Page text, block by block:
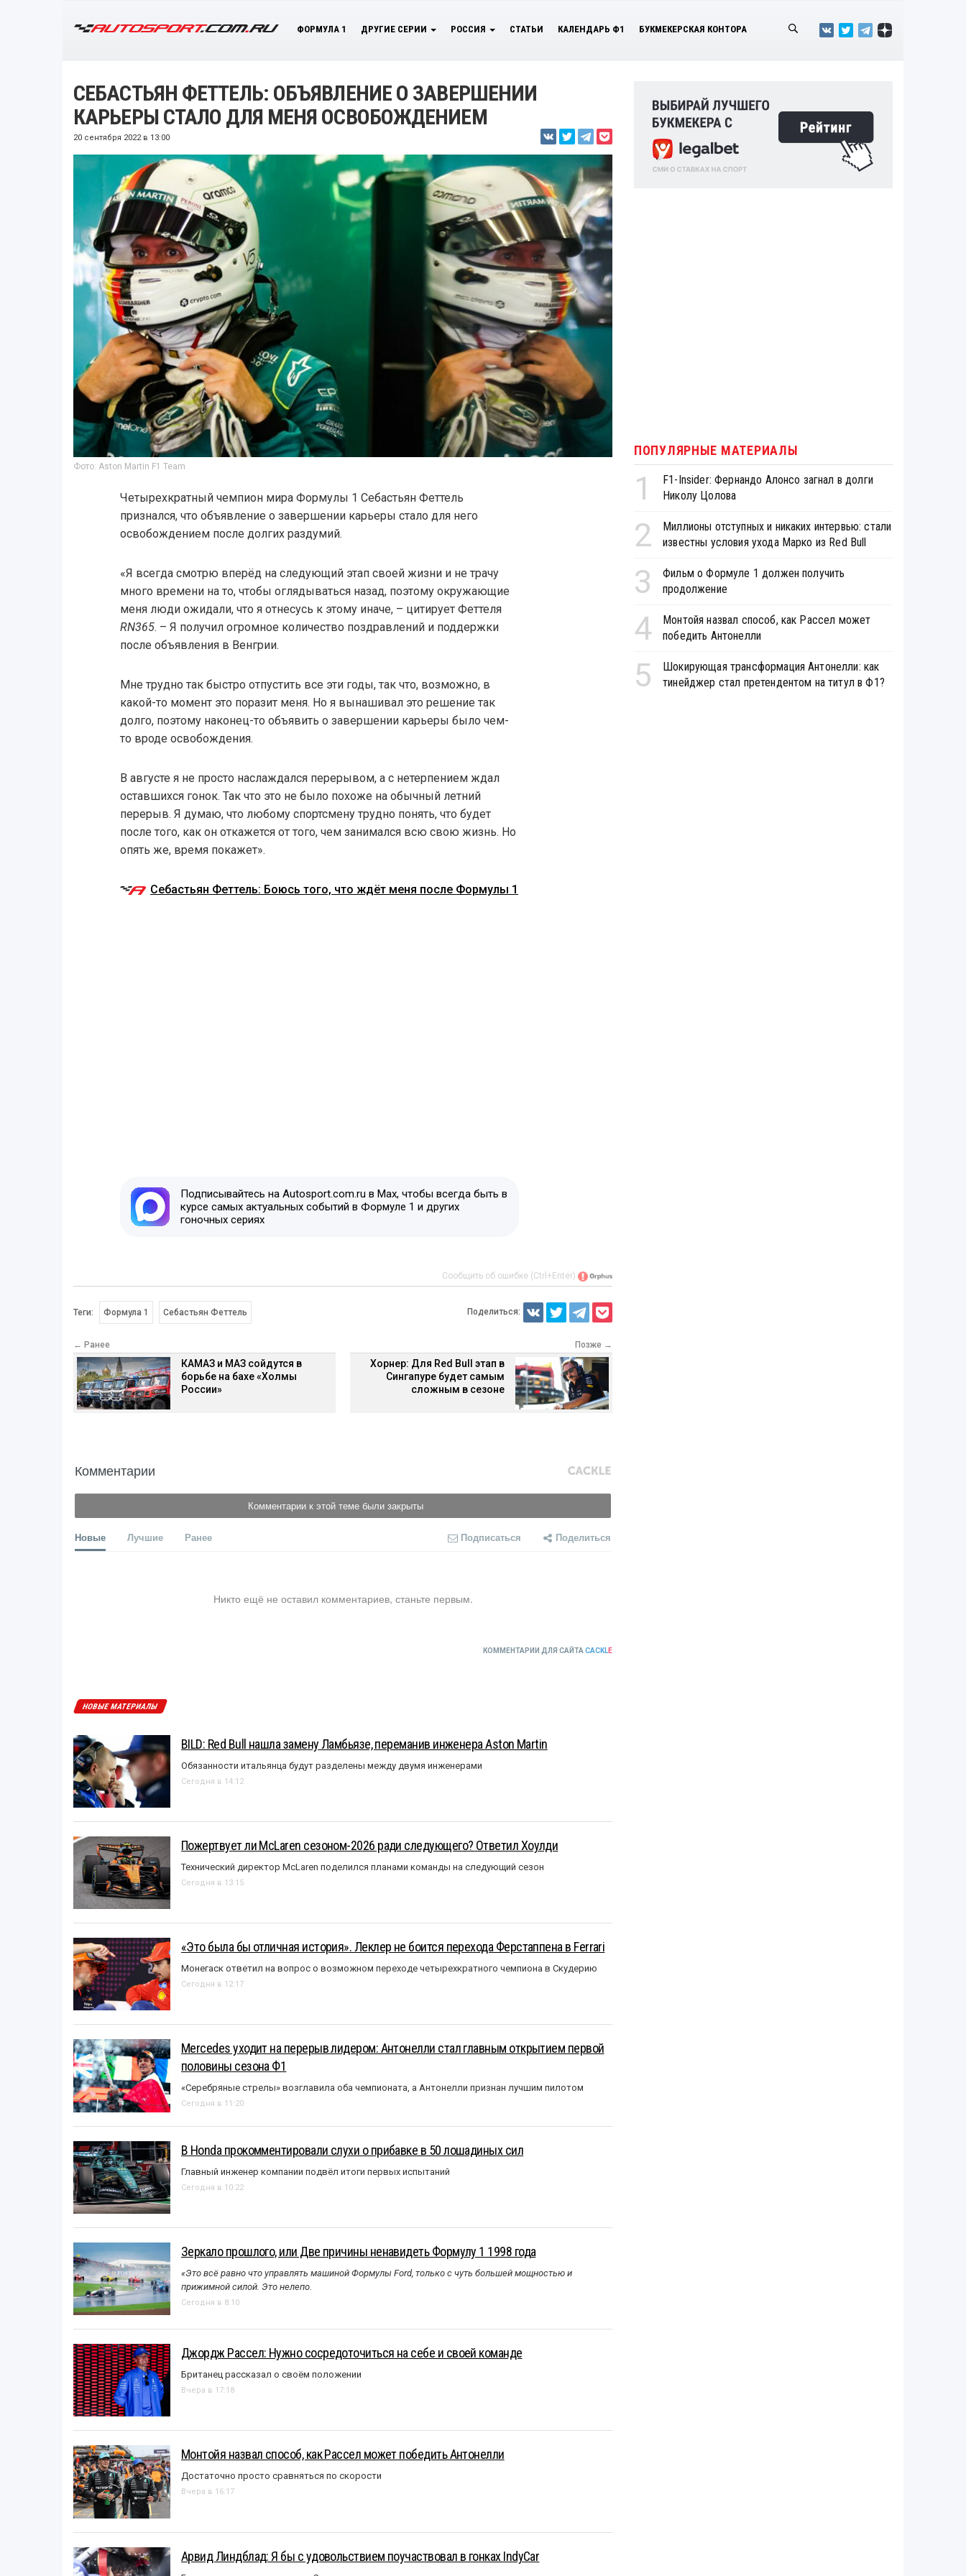
ФОРМУЛА 1 ДРУГИЕ СЕРИИ РОССИЯ СТАТЬИ КАЛЕНДАРЬ Ф1 БУКМЕКЕРСКАЯ КОНТОРА
СЕБАСТЬЯН ФЕТТЕЛЬ: ОБЪЯВЛЕНИЕ О ЗАВЕРШЕНИИ
КАРЬЕРЫ СТАЛО ДЛЯ МЕНЯ ОСВОБОЖДЕНИЕМ
20 сентября 2022 в 13:00
Фото: Aston Martin F1 Team
Четырехкратный чемпион мира Формулы 1 Себастьян Феттель
признался, что объявление о завершении карьеры стало для него
освобождением после долгих раздумий.
«Я всегда смотрю вперёд на следующий этап своей жизни и не трачу
много времени на то, чтобы оглядываться назад, поэтому окружающие
меня люди ожидали, что я отнесусь к этому иначе, – цитирует Феттеля
RN365. – Я получил огромное количество поздравлений и поддержки
после объявления в Венгрии.
Мне трудно так быстро отпустить все эти годы, так что, возможно, в
какой-то момент это поразит меня. Но я вынашивал это решение так
долго, поэтому наконец-то объявить о завершении карьеры было чем-
то вроде освобождения.
В августе я не просто наслаждался перерывом, а с нетерпением ждал
оставшихся гонок. Так что это не было похоже на обычный летний
перерыв. Я думаю, что любому спортсмену трудно понять, что будет
после того, как он откажется от того, чем занимался всю свою жизнь. Но
опять же, время покажет».
Себастьян Феттель: Боюсь того, что ждёт меня после Формулы 1
Подписывайтесь на Autosport.com.ru в Max, чтобы всегда быть в
курсе самых актуальных событий в Формуле 1 и других
гоночных сериях
Сообщить об ошибке (Ctrl+Enter)
Теги: Формула 1 Себастьян Феттель Поделиться:
← Ранее
КАМАЗ и МАЗ сойдутся в
борьбе на бахе «Холмы
России»
Позже →
Хорнер: Для Red Bull этап в
Сингапуре будет самым
сложным в сезоне
Комментарии
Комментарии к этой теме были закрыты
Новые Лучшие Ранее Подписаться Поделиться
Никто ещё не оставил комментариев, станьте первым.
КОММЕНТАРИИ ДЛЯ САЙТА CACKLE
НОВЫЕ МАТЕРИАЛЫ
BILD: Red Bull нашла замену Ламбьязе, переманив инженера Aston Martin
Обязанности итальянца будут разделены между двумя инженерами
Сегодня в 14:12
Пожертвует ли McLaren сезоном-2026 ради следующего? Ответил Хоулди
Технический директор McLaren поделился планами команды на следующий сезон
Сегодня в 13:15
«Это была бы отличная история». Леклер не боится перехода Ферстаппена в Ferrari
Монегаск ответил на вопрос о возможном переходе четырехкратного чемпиона в Скудерию
Сегодня в 12:17
Mercedes уходит на перерыв лидером: Антонелли стал главным открытием первой
половины сезона Ф1
«Серебряные стрелы» возглавила оба чемпионата, а Антонелли признан лучшим пилотом
Сегодня в 11:20
В Honda прокомментировали слухи о прибавке в 50 лошадиных сил
Главный инженер компании подвёл итоги первых испытаний
Сегодня в 10:22
Зеркало прошлого, или Две причины ненавидеть Формулу 1 1998 года
«Это всё равно что управлять машиной Формулы Ford, только с чуть большей мощностью и
прижимной силой. Это нелепо.
Сегодня в 8:10
Джордж Рассел: Нужно сосредоточиться на себе и своей команде
Британец рассказал о своём положении
Вчера в 17:18
Монтойя назвал способ, как Рассел может победить Антонелли
Достаточно просто сравняться по скорости
Вчера в 16:17
Арвид Линдблад: Я бы с удовольствием поучаствовал в гонках IndyCar
ПОПУЛЯРНЫЕ МАТЕРИАЛЫ
1
F1-Insider: Фернандо Алонсо загнал в долги
Николу Цолова
2
Миллионы отступных и никаких интервью: стали
известны условия ухода Марко из Red Bull
3
Фильм о Формуле 1 должен получить
продолжение
4
Монтойя назвал способ, как Рассел может
победить Антонелли
5
Шокирующая трансформация Антонелли: как
тинейджер стал претендентом на титул в Ф1?